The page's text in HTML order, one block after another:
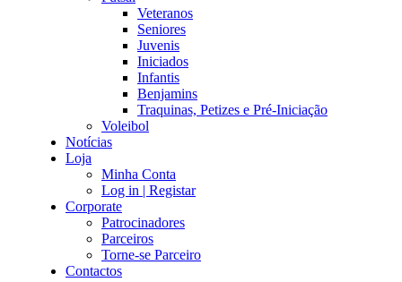
Veteranos
Seniores
Juvenis
Iniciados
Infantis
Benjamins
Traquinas, Petizes e Pré-Iniciação
Voleibol
Notícias
Loja
Minha Conta
Log in | Registar
Corporate
Patrocinadores
Parceiros
Torne-se Parceiro
Contactos